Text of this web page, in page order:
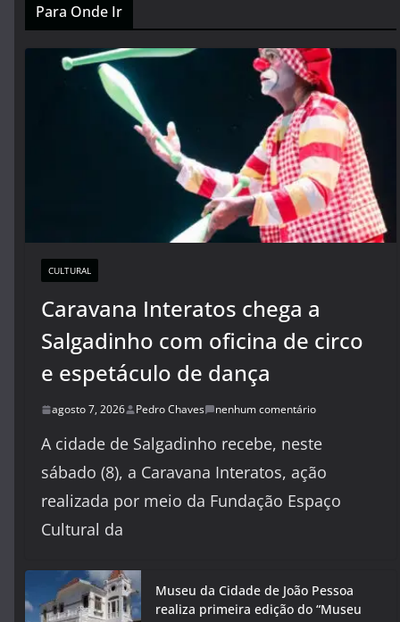
Para Onde Ir
CULTURAL
Caravana Interatos chega a
Salgadinho com oficina de circo
e espetáculo de dança
agosto 7, 2026 Pedro Chaves nenhum comentário
A cidade de Salgadinho recebe, neste
sábado (8), a Caravana Interatos, ação
realizada por meio da Fundação Espaço
Cultural da
Museu da Cidade de João Pessoa
realiza primeira edição do “Museu